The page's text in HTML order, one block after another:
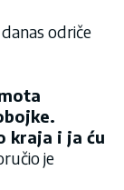
odriče
kraja i ja ću
je